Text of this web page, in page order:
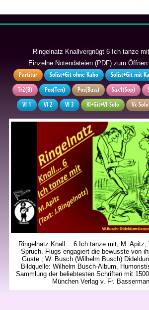
Ringelnatz Knallvergnügt 6 Ich tanze
Einzelne Notendateien (PDF) zum
Partitur Solist+Git ohne Kabo Solist+Git mit
Tr2(B)
Pos(Ten) Pos(Bass) Sax1(Sop)
Vl 1
Vl 2 Vl 3 Kl+Git+Vl-Solo Vc-Solo
Ringelnatz Knall… 6 Ich tanze mit, M. Apitz,
Spruch. Flugs engagiert die bewusste von
Guste.; W. Busch (Wilhelm Busch)
Bildquelle: Wilhelm Busch-Album,
Sammlung der beliebtesten Schriften mit
München Verlag v. Fr.